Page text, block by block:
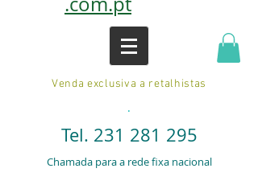
Venda exclusiva a retalhistas
.
Tel. 231 281 295
Chamada para a rede fixa nacional